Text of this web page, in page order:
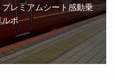
レミアムシート感動乗
ルポ